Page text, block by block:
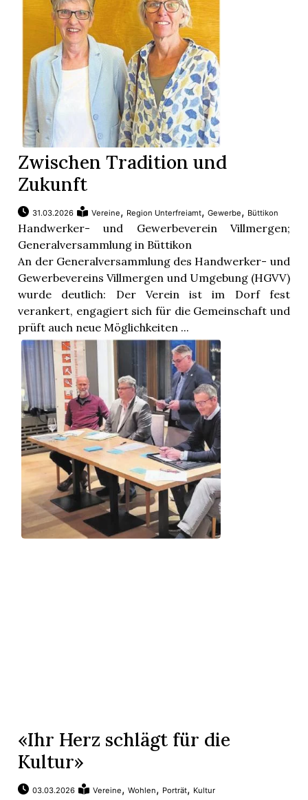
Zwischen Tradition und
Zukunft
31.03.2026 Vereine, Region Unterfreiamt,Gewerbe, Büttikon
Handwerker- und Gewerbeverein Villmergen;
Generalversammlung in Büttikon
An der Generalversammlung des Handwerker- und
Gewerbevereins Villmergen und Umgebung (HGVV)
wurde deutlich: Der Verein ist im Dorf fest
verankert, engagiert sich für die Gemeinschaft und
prüft auch neue Möglichkeiten ...
«Ihr Herz schlägt für die
Kultur»
03.03.2026 Vereine,Wohlen, Porträt, Kultur